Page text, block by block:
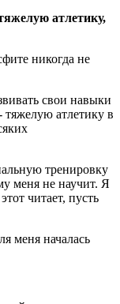
атлетику,
никогда не
свои навыки
тяжелую атлетику в
тренировку
меня не научит. Я
читает, пусть
меня началась